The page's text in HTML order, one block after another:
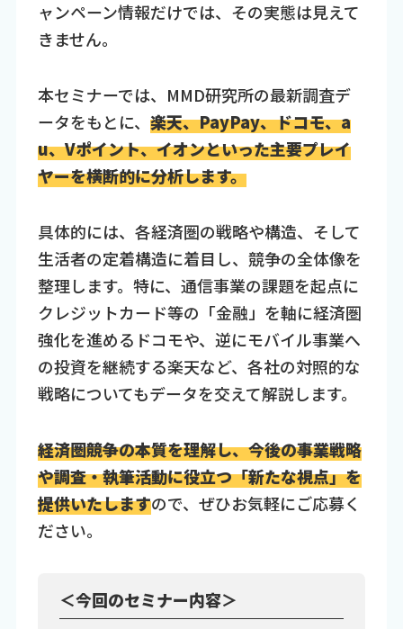
ャンペーン情報だけでは、その実態は見えて
きません。
本セミナーでは、MMD研究所の最新調査デ
ータをもとに、 楽天、PayPay、ドコモ、a
u、Vポイント、イオンといった主要プレイ
ヤーを横断的に分析します。
具体的には、各経済圏の戦略や構造、そして
生活者の定着構造に着目し、競争の全体像を
整理します。特に、通信事業の課題を起点に
クレジットカード等の「金融」を軸に経済圏
強化を進めるドコモや、逆にモバイル事業へ
の投資を継続する楽天など、各社の対照的な
戦略についてもデータを交えて解説します。
経済圏競争の本質を理解し、今後の事業戦略
や調査・執筆活動に役立つ「新たな視点」を
提供いたしますので、ぜひお気軽にご応募く
ださい。
＜今回のセミナー内容＞